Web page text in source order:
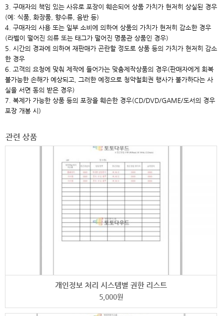
3. 구매자의 책임 있는 사유로 포장이 훼손되어 상품 가치가 현저히 상실된 경우
(예: 식품, 화장품, 향수류, 음반 등)
4. 구매자의 사용 또는 일부 소비에 의하여 상품의 가치가 현저히 감소한 경우
(라벨이 떨어진 의류 또는 태그가 떨어진 명품관 상품인 경우)
5. 시간의 경과에 의하여 재판매가 곤란할 정도로 상품 등의 가치가 현저히 감소
한 경우
6. 고객의 요청에 맞춰 제작에 들어가는 맞춤제작상품의 경우(판매자에게 회복
불가능한 손해가 예상되고, 그러한 예정으로 청약철회권 행사가 불가하다는 사
실을 서면 동의 받은 경우)
7. 복제가 가능한 상품 등의 포장을 훼손한 경우(CD/DVD/GAME/도서의 경우
포장 개봉 시)
관련 상품
개인정보 처리 시스템별 권한 리스트
5,000원